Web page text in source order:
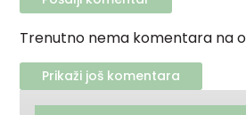
Trenutno nema komentara na
Prikaži još komentara